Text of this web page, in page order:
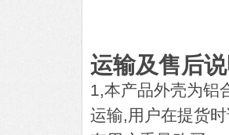
运输及售后
1,本产品外壳为铝
运输,用户在提货